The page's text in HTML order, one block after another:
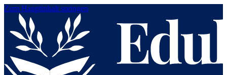
Zum Hauptinhalt springen